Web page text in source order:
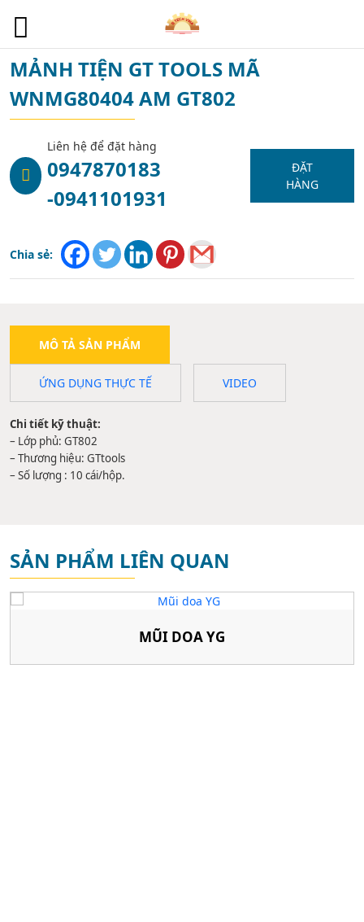
MẢNH TIỆN GT TOOLS MÃ
WNMG80404 AM GT802
Liên hệ để đặt hàng
0947870183
-0941101931
ĐẶT
HÀNG
Chia sẻ:
MÔ TẢ SẢN PHẨM
ỨNG DỤNG THỰC TẾ VIDEO
Chi tiết kỹ thuật:
– Lớp phủ: GT802
– Thương hiệu: GTtools
– Số lượng : 10 cái/hộp.
SẢN PHẨM LIÊN QUAN
MŨI DOA YG